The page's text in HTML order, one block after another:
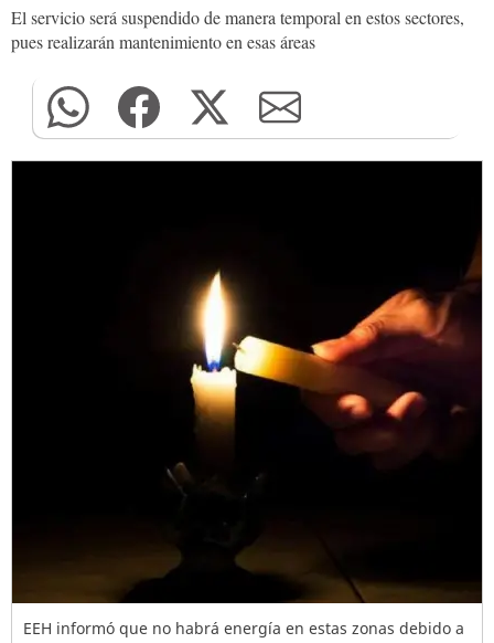
El servicio será suspendido de manera temporal en estos sectores,
pues realizarán mantenimiento en esas áreas
EEH informó que no habrá energía en estas zonas debido a